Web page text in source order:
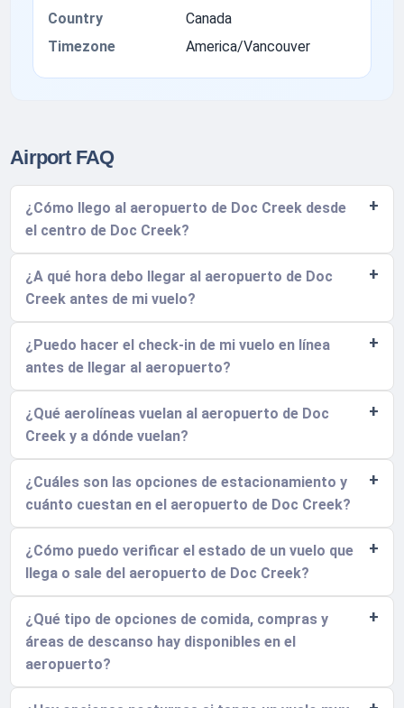
Country
Canada
Timezone
America/Vancouver
Airport FAQ
¿Cómo llego al aeropuerto de Doc Creek desde
el centro de Doc Creek?
¿A qué hora debo llegar al aeropuerto de Doc
Creek antes de mi vuelo?
¿Puedo hacer el check-in de mi vuelo en línea
antes de llegar al aeropuerto?
¿Qué aerolíneas vuelan al aeropuerto de Doc
Creek y a dónde vuelan?
¿Cuáles son las opciones de estacionamiento y
cuánto cuestan en el aeropuerto de Doc Creek?
¿Cómo puedo verificar el estado de un vuelo que
llega o sale del aeropuerto de Doc Creek?
¿Qué tipo de opciones de comida, compras y
áreas de descanso hay disponibles en el
aeropuerto?